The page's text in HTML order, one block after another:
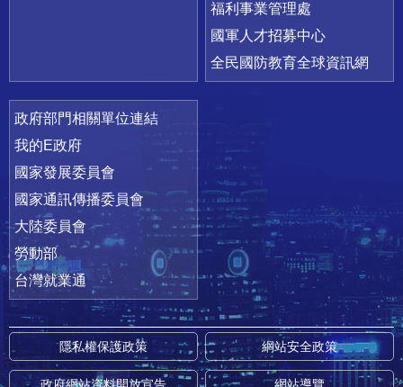
福利事業管理處
國軍人才招募中心
全民國防教育全球資訊網
政府部門相關單位連結
我的E政府
國家發展委員會
國家通訊傳播委員會
大陸委員會
勞動部
台灣就業通
隱私權保護政策 網站安全政策